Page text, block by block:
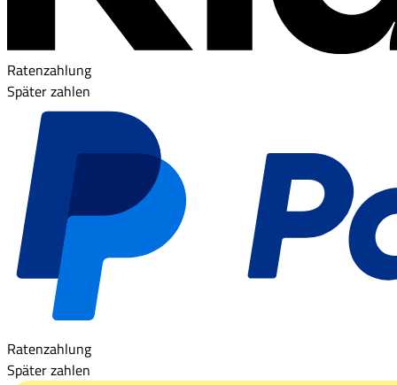
Ratenzahlung
Später zahlen
Ratenzahlung
Später zahlen